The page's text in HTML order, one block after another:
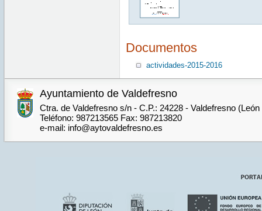
Documentos
actividades-2015-2016
Ayuntamiento de Valdefresno
Ctra. de Valdefresno s/n - C.P.: 24228 - Valdefresno
Teléfono: 987213565 Fax: 987213820
e-mail: info@aytovaldefresno.es